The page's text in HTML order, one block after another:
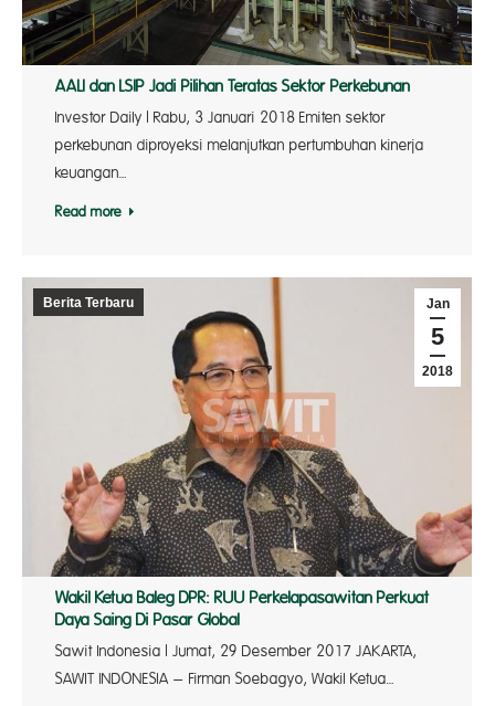
AALI dan LSIP Jadi Pilihan Teratas Sektor Perkebunan
Investor Daily | Rabu, 3 Januari 2018 Emiten sektor
perkebunan diproyeksi melanjutkan pertumbuhan kinerja
keuangan…
Read more
Jan
5
2018
Berita Terbaru
Wakil Ketua Baleg DPR: RUU Perkelapasawitan Perkuat
Daya Saing Di Pasar Global
Sawit Indonesia | Jumat, 29 Desember 2017 JAKARTA,
SAWIT INDONESIA – Firman Soebagyo, Wakil Ketua…